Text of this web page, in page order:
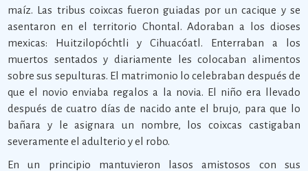
maíz. Las tribus coixcas fueron guiadas por un cacique y se
asentaron en el territorio Chontal. Adoraban a los dioses
mexicas: Huitzilopóchtli y Cihuacóatl. Enterraban a los
muertos sentados y diariamente les colocaban alimentos
sobre sus sepulturas. El matrimonio lo celebraban después de
que el novio enviaba regalos a la novia. El niño era llevado
después de cuatro días de nacido ante el brujo, para que lo
bañara y le asignara un nombre, los coixcas castigaban
severamente el adulterio y el robo.
En un principio mantuvieron lasos amistosos con sus